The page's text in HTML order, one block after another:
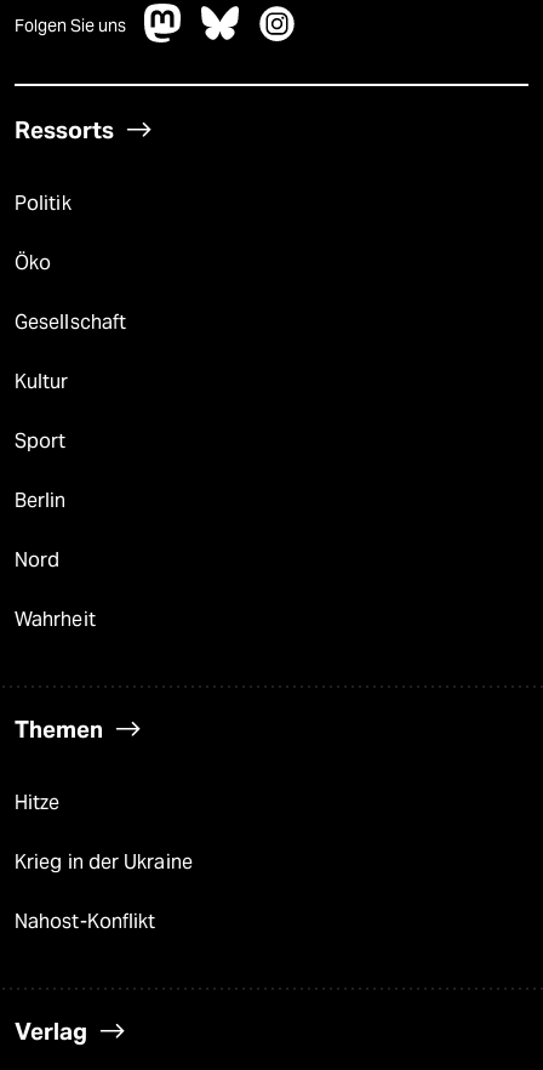
Folgen Sie uns
Ressorts
Politik
Öko
Gesellschaft
Kultur
Sport
Berlin
Nord
Wahrheit
Themen
Hitze
Krieg in der Ukraine
Nahost-Konflikt
Verlag